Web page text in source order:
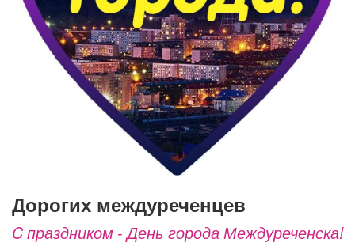
Поздравления Погода
Я - пенсионер
дорогих междуреченцев
C праздником - День города Междуреченска!